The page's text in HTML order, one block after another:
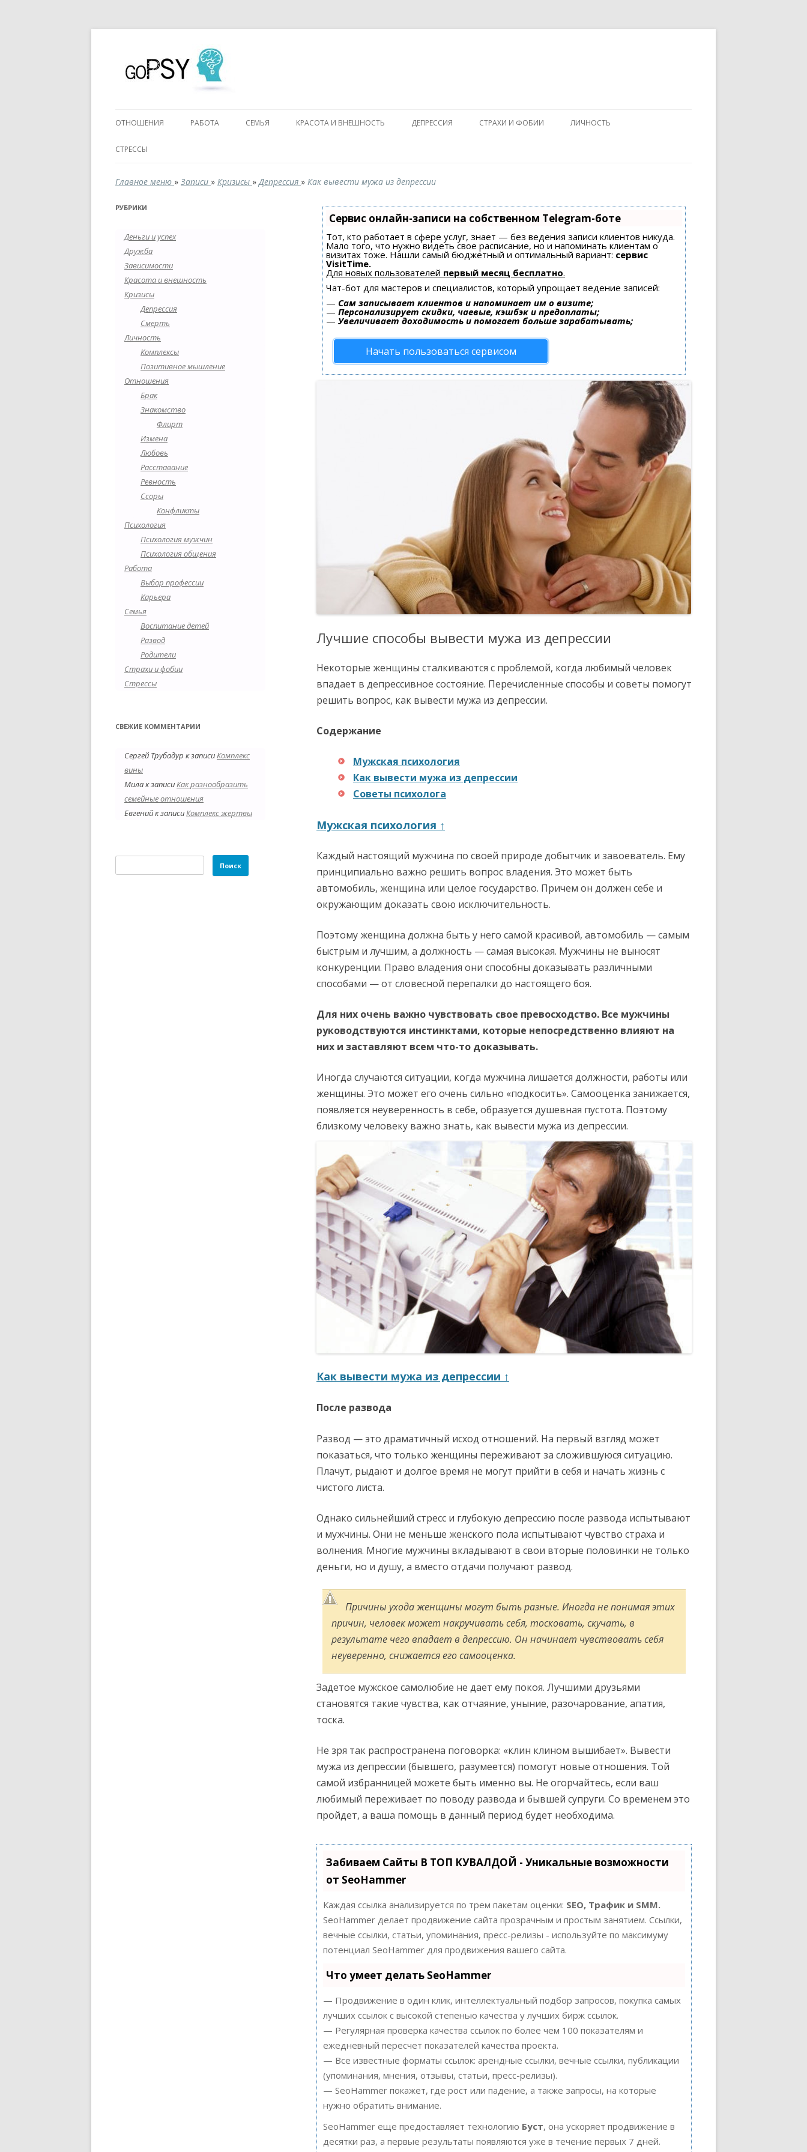
ОТНОШЕНИЯ РАБОТА СЕМЬЯ КРАСОТА И ВНЕШНОСТЬ ДЕПРЕССИЯ СТРАХИ И ФОБИИ ЛИЧНОСТЬ
СТРЕССЫ
Главное меню » Записи » Кризисы »Депрессия » Как вывести мужа из депрессии
РУБРИКИ
Деньги и успех
Дружба
Зависимости
Красота и внешность
Кризисы
Депрессия
Смерть
Личность
Комплексы
Позитивное мышление
Отношения
Брак
Знакомство
Флирт
Измена
Любовь
Расставание
Ревность
Ссоры
Конфликты
Психология
Психология мужчин
Психология общения
Работа
Выбор профессии
Карьера
Семья
Воспитание детей
Развод
Родители
Страхи и фобии
Стрессы
СВЕЖИЕ КОММЕНТАРИИ
Сергей Трубадур к записиКомплекс
вины
Милак записиКак разнообразить
семейные отношения
Евгенийк записиКомплекс жертвы
Найти:
Сервис онлайн-записи на собственном Telegram-боте
Тот, кто работает в сфере услуг, знает — без ведения записи клиентов никуда.
Мало того, что нужно видеть свое расписание, но и напоминать клиентам о
визитах тоже. Нашли самый бюджетный и оптимальный вариант: сервис
VisitTime.
Для новых пользователей первый месяц бесплатно.
Чат-бот для мастеров и специалистов, который упрощает ведение записей:
— Сам записывает клиентов и напоминает им о визите;
—Персонализирует скидки, чаевые, кэшбэк и предоплаты;
—Увеличивает доходимость и помогает больше зарабатывать;
Начать пользоваться сервисом
Лучшие способы вывести мужа из депрессии
Некоторые женщины сталкиваются с проблемой, когда любимый человек
впадает в депрессивное состояние. Перечисленные способы и советы помогут
решить вопрос, как вывести мужа из депрессии.
Содержание
Мужская психология
Как вывести мужа из депрессии
Советы психолога
Мужская психология ↑
Каждый настоящий мужчина по своей природе добытчик и завоеватель. Ему
принципиально важно решить вопрос владения. Это может быть
автомобиль, женщина или целое государство. Причем он должен себе и
окружающим доказать свою исключительность.
Поэтому женщина должна быть у него самой красивой, автомобиль — самым
быстрым и лучшим, а должность — самая высокая. Мужчины не выносят
конкуренции. Право владения они способны доказывать различными
способами — от словесной перепалки до настоящего боя.
Для них очень важно чувствовать свое превосходство. Все мужчины
руководствуются инстинктами, которые непосредственно влияют на
них и заставляют всем что-то доказывать.
Иногда случаются ситуации, когда мужчина лишается должности, работы или
женщины. Это может его очень сильно «подкосить». Самооценка занижается,
появляется неуверенность в себе, образуется душевная пустота. Поэтому
близкому человеку важно знать, как вывести мужа из депрессии.
Как вывести мужа из депрессии ↑
После развода
Развод — это драматичный исход отношений. На первый взгляд может
показаться, что только женщины переживают за сложившуюся ситуацию.
Плачут, рыдают и долгое время не могут прийти в себя и начать жизнь с
чистого листа.
Однако сильнейший стресс и глубокую депрессию после развода испытывают
и мужчины. Они не меньше женского пола испытывают чувство страха и
волнения. Многие мужчины вкладывают в свои вторые половинки не только
деньги, но и душу, а вместо отдачи получают развод.
Причины ухода женщины могут быть разные. Иногда не понимая этих
причин, человек может накручивать себя, тосковать, скучать, в
результате чего впадает в депрессию. Он начинает чувствовать себя
неуверенно, снижается его самооценка.
Задетое мужское самолюбие не дает ему покоя. Лучшими друзьями
становятся такие чувства, как отчаяние, уныние, разочарование, апатия,
тоска.
Не зря так распространена поговорка: «клин клином вышибает». Вывести
мужа из депрессии (бывшего, разумеется) помогут новые отношения. Той
самой избранницей можете быть именно вы. Не огорчайтесь, если ваш
любимый переживает по поводу развода и бывшей супруги. Со временем это
пройдет, а ваша помощь в данный период будет необходима.
Забиваем Сайты В ТОП КУВАЛДОЙ - Уникальные возможности
от SeoHammer
Каждая ссылка анализируется по трем пакетам оценки: SEO, Трафик и SMM.
SeoHammer делает продвижение сайта прозрачным и простым занятием. Ссылки,
вечные ссылки, статьи, упоминания, пресс-релизы - используйте по максимуму
потенциал SeoHammer для продвижения вашего сайта.
Что умеет делать SeoHammer
— Продвижение в один клик, интеллектуальный подбор запросов, покупка самых
лучших ссылок с высокой степенью качества у лучших бирж ссылок.
— Регулярная проверка качества ссылок по более чем 100 показателям и
ежедневный пересчет показателей качества проекта.
— Все известные форматы ссылок: арендные ссылки, вечные ссылки, публикации
(упоминания, мнения, отзывы, статьи, пресс-релизы).
— SeoHammer покажет, где рост или падение, а также запросы, на которые
нужно обратить внимание.
SeoHammer еще предоставляет технологию Буст, она ускоряет продвижение в
десятки раз, а первые результаты появляются уже в течение первых 7 дней.